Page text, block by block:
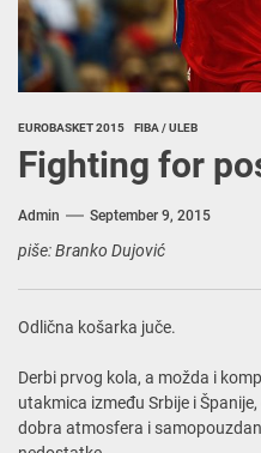
EUROBASKET 2015 FIBA / ULEB
Fighting for
Admin September 9, 2015
piše: Branko Dujović
Odlična košarka juče.
Derbi prvog kola, a možda i
utakmica između Srbije i
dobra atmosfera i